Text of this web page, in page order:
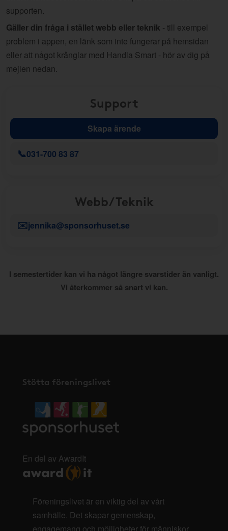
supporten.
Gäller din fråga i stället webb eller teknik - till exempel
problem i appen, en länk som inte fungerar på hemsidan
eller att något krånglar med Handla Smart - hör av dig på
mejlen nedan.
Support
Skapa ärende
📞031-700 83 87
Webb/Teknik
✉️jennika@sponsorhuset.se
I semestertider kan vi ha något längre svarstider än vanligt.
Vi återkommer så snart vi kan.
Stötta föreningslivet
En del av AwardIt
Föreningslivet är en viktig del av vårt
samhälle. Det skapar gemenskap,